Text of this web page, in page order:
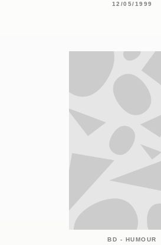
12/05/1999
BD - HUMOUR